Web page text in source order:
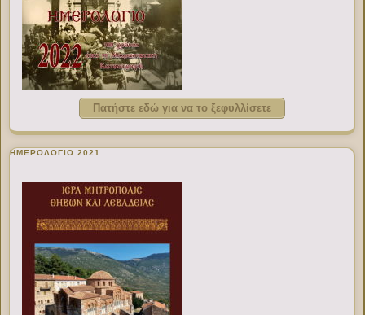
Πατήστε εδώ για να το ξεφυλλίσετε
ΗΜΕΡΟΛΟΓΙΟ 2021